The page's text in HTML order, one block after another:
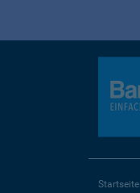
Startseite